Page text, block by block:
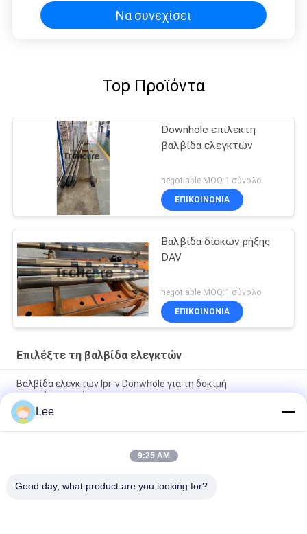
Να συνεχίσει
Top Προϊόντα
Downhole επίλεκτη
βαλβίδα ελεγκτών
negotiable MOQ:1 σύνολο
ΕΠΙΚΟΙΝΩΝΊΑ
Βαλβίδα δίσκων ρήξης
DAV
negotiable MOQ:1 σύνολο
ΕΠΙΚΟΙΝΩΝΊΑ
Επιλέξτε τη βαλβίδα ελεγκτών
Βαλβίδα ελεγκτών lpr-ν Donwhole για τη δοκιμή
πετρελαιοπηγών
Downhole χάλυβα κραμάτων επίλεκτη βαλβίδα ελεγκτών για
τη δοκιμή μίσχων τρυπανιών
Downhole δοκιμής μίσχων τρυπανιών Inconnel βαλβίδα
Lee
9:25 AM
Good day, what product are you looking for?